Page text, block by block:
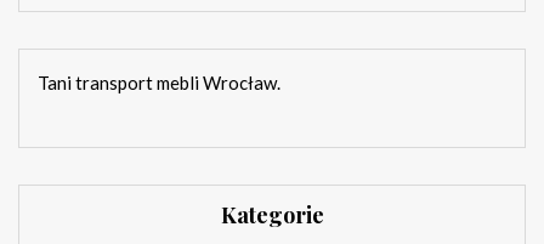
Tani transport mebli Wrocław.
Kategorie